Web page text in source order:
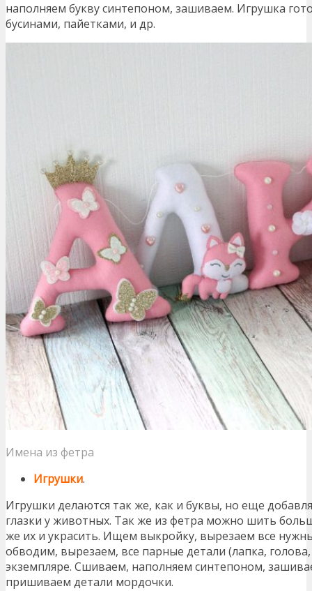
наполняем букву синтепоном, зашиваем. Игрушка
бусинами, пайетками, и др.
Имена из фетра
Игрушки.
Игрушки делаются так же, как и буквы, но еще
глазки у животных. Так же из фетра можно шить
же их и украсить. Ищем выкройку, вырезаем все
обводим, вырезаем, все парные детали (лапка,
экземпляре. Сшиваем, наполняем синтепоном,
пришиваем детали мордочки.